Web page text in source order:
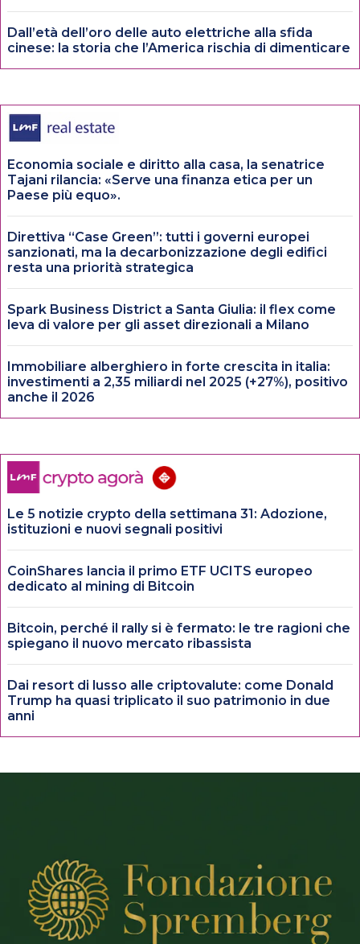
Dall’età dell’oro delle auto elettriche alla sfida
cinese: la storia che l’America rischia di dimenticare
Economia sociale e diritto alla casa, la senatrice
Tajani rilancia: «Serve una finanza etica per un
Paese più equo».
Direttiva “Case Green”: tutti i governi europei
sanzionati, ma la decarbonizzazione degli edifici
resta una priorità strategica
Spark Business District a Santa Giulia: il flex come
leva di valore per gli asset direzionali a Milano
Immobiliare alberghiero in forte crescita in italia:
investimenti a 2,35 miliardi nel 2025 (+27%), positivo
anche il 2026
Le 5 notizie crypto della settimana 31: Adozione,
istituzioni e nuovi segnali positivi
CoinShares lancia il primo ETF UCITS europeo
dedicato al mining di Bitcoin
Bitcoin, perché il rally si è fermato: le tre ragioni che
spiegano il nuovo mercato ribassista
Dai resort di lusso alle criptovalute: come Donald
Trump ha quasi triplicato il suo patrimonio in due
anni